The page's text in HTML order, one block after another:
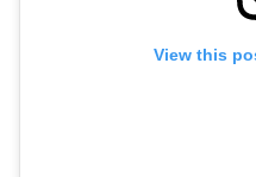
View this